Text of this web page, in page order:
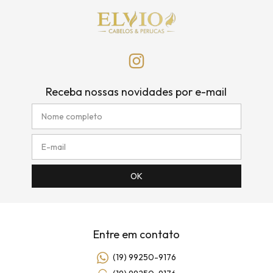
Receba nossas novidades por e-mail
Entre em contato
(19) 99250-9176